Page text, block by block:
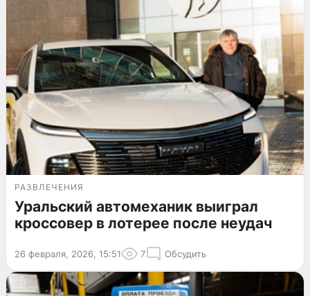
РАЗВЛЕЧЕНИЯ
Уральский автомеханик выиграл
кроссовер в лотерее после неудач
26 февраля, 2026, 15:51 7 Обсудить